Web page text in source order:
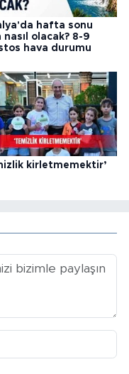
hafta sonu
nasıl olacak? 8-9
hava durumu
kirletmemektir’